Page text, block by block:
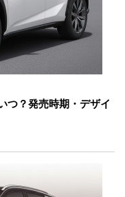
つ？発売時期・デザイ